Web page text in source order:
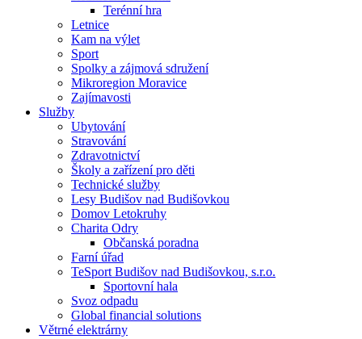
Terénní hra
Letnice
Kam na výlet
Sport
Spolky a zájmová sdružení
Mikroregion Moravice
Zajímavosti
Služby
Ubytování
Stravování
Zdravotnictví
Školy a zařízení pro děti
Technické služby
Lesy Budišov nad Budišovkou
Domov Letokruhy
Charita Odry
Občanská poradna
Farní úřad
TeSport Budišov nad Budišovkou, s.r.o.
Sportovní hala
Svoz odpadu
Global financial solutions
Větrné elektrárny